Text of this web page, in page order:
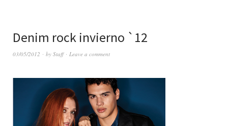
Denim rock invierno `12
03/05/2012 by Staff Leave a comment